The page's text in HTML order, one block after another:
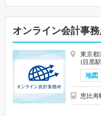
オンライン会計事
東京都
(目黒
地図
恵比寿